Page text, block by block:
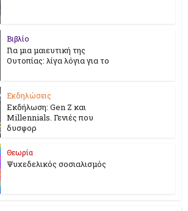
Βιβλίο
Για μια μαιευτική της
Ουτοπίας: λίγα λόγια για το
Εκδηλώσεις
Εκδήλωση: Gen Z και
Millennials. Γενιές που
δυσφορ
Θεωρία
Ψυχεδελικός σοσιαλισμός